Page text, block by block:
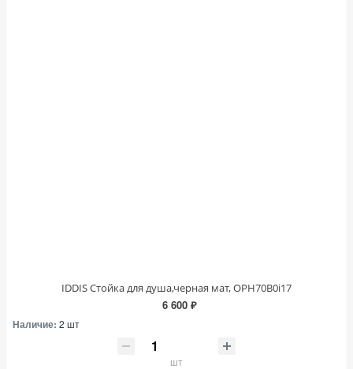
IDDIS Стойка для душа,черная мат, OPH70B0i17
6 600 ₽
Наличие: 2 шт
шт